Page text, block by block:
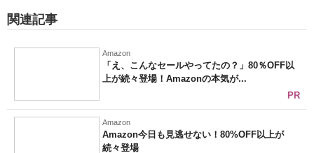
関連記事
Amazon
「え、こんなセールやってたの？」80％OFF以
上が続々登場！Amazonの本気が...
PR
Amazon
Amazon今日も見逃せない！80%OFF以上が
続々登場